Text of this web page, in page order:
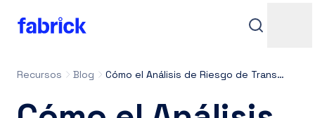
Recursos Blog Cómo el Análisis de Riesgo de Transacciones (TRA) aumenta la seguridad y las conversiones en pagos online